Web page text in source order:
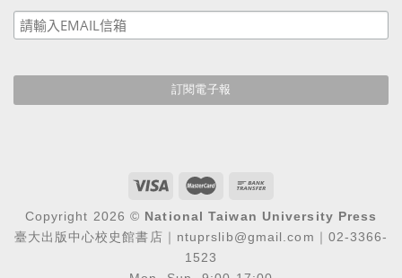
Copyright 2026 © National Taiwan University Press
臺大出版中心校史館書店｜ntuprslib@gmail.com｜02-3366-
1523